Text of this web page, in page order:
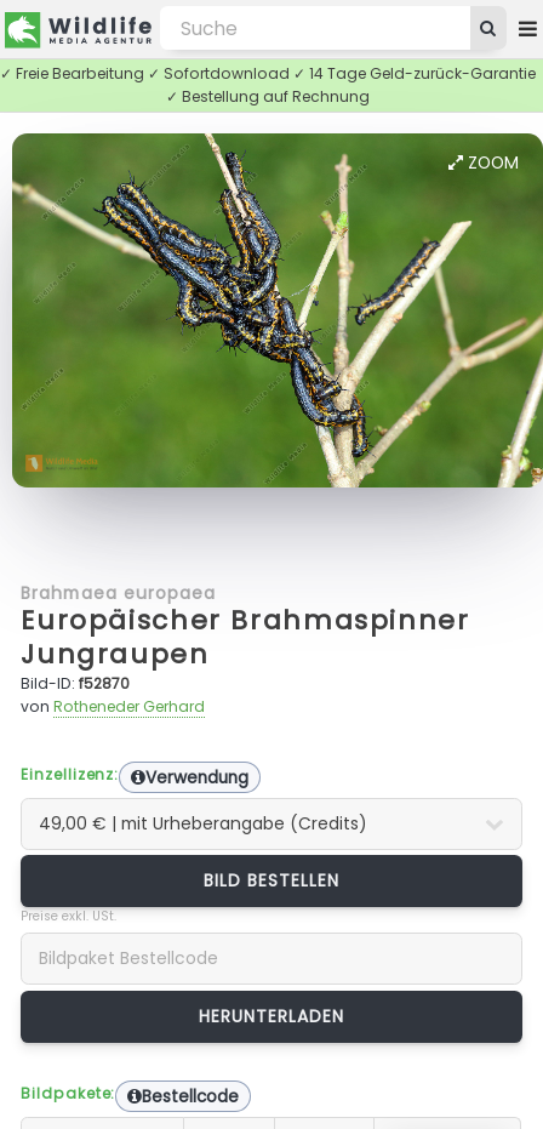
✓ Freie Bearbeitung ✓ Sofortdownload ✓ 14 Tage Geld-zurück-Garantie
✓ Bestellung auf Rechnung
ZOOM
Brahmaea europaea
Europäischer Brahmaspinner
Jungraupen
Bild-ID:f52870
vonRotheneder Gerhard
Einzellizenz: Verwendung
BILD BESTELLEN
Preise exkl. USt.
Bildpakete: Bestellcode